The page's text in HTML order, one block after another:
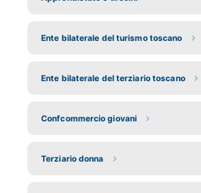
Ente bilaterale del turismo toscano
Ente bilaterale del terziario toscano
Confcommercio giovani
Terziario donna